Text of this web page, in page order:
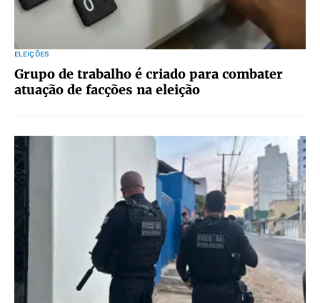
ELEIÇÕES
Grupo de trabalho é criado para combater
atuação de facções na eleição